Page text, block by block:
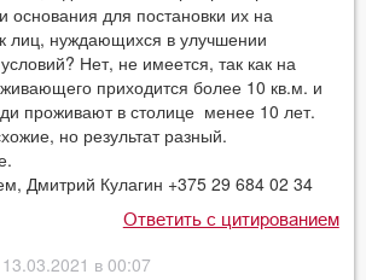
основания для постановки их на
лиц, нуждающихся в улучшении
Нет, не имеется, так как на
приходится более 10 кв.м. и
проживают в столице менее 10 лет.
но результат разный.
Дмитрий Кулагин +375 29 684 02 34
Ответить с цитированием
13.03.2021 в 00:07